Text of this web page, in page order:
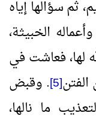
ثم سؤالها إياه
الخبيثة،
لها، فعاشت في
[5] . وقبض
ما نالها،